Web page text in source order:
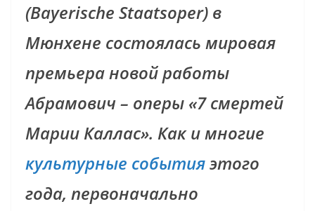
(Bayerische Staatsoper) в
Мюнхене состоялась мировая
премьера новой работы
Абрамович – оперы «7 смертей
Марии Каллас». Как и многие
культурные событияэтого
года, первоначально